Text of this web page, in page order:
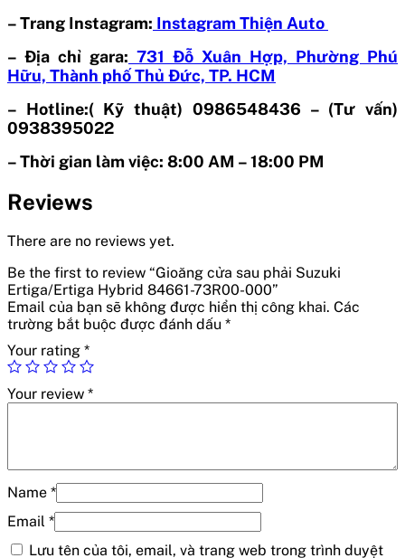
– Trang Instagram: Instagram Thiện Auto
– Địa chỉ gara: 731 Đỗ Xuân Hợp, Phường Phú
Hữu, Thành phố Thủ Đức, TP. HCM
– Hotline:( Kỹ thuật) 0986548436 – (Tư vấn)
0938395022
– Thời gian làm việc: 8:00 AM – 18:00 PM
Reviews
There are no reviews yet.
Be the first to review “Gioăng cửa sau phải Suzuki
Ertiga/Ertiga Hybrid 84661-73R00-000”
Email của bạn sẽ không được hiển thị công khai. Các
trường bắt buộc được đánh dấu *
Your rating *
Your review *
Name *
Email *
Lưu tên của tôi, email, và trang web trong trình duyệt